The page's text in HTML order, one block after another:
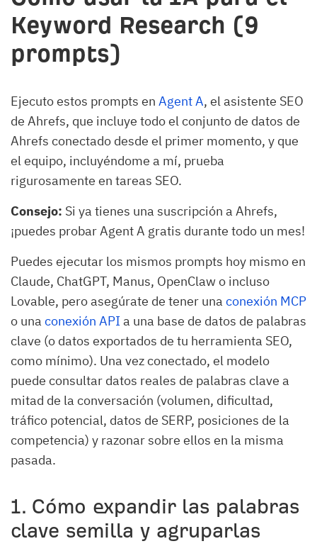
Keyword Research (9
prompts)
Ejecuto estos prompts en Agent A, el asistente SEO
de Ahrefs, que incluye todo el conjunto de datos de
Ahrefs conectado desde el primer momento, y que
el equipo, incluyéndome a mí, prueba
rigurosamente en tareas SEO.
Consejo: Si ya tienes una suscripción a Ahrefs,
¡puedes probar Agent A gratis durante todo un mes!
Puedes ejecutar los mismos prompts hoy mismo en
Claude, ChatGPT, Manus, OpenClaw o incluso
Lovable, pero asegúrate de tener una conexión MCP
o una conexión APIa una base de datos de palabras
clave (o datos exportados de tu herramienta SEO,
como mínimo). Una vez conectado, el modelo
puede consultar datos reales de palabras clave a
mitad de la conversación (volumen, dificultad,
tráfico potencial, datos de SERP, posiciones de la
competencia) y razonar sobre ellos en la misma
pasada.
1. Cómo expandir las palabras
clave semilla y agruparlas